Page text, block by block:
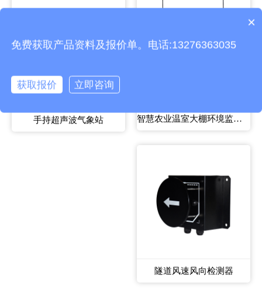
手持超声波气象站 智慧农业温室大棚环境监测系统
隧道风速风向检测器
产品包含安装吗？
×
免费获取产品资料及报价单。电话:13276363035
获取报价 立即咨询